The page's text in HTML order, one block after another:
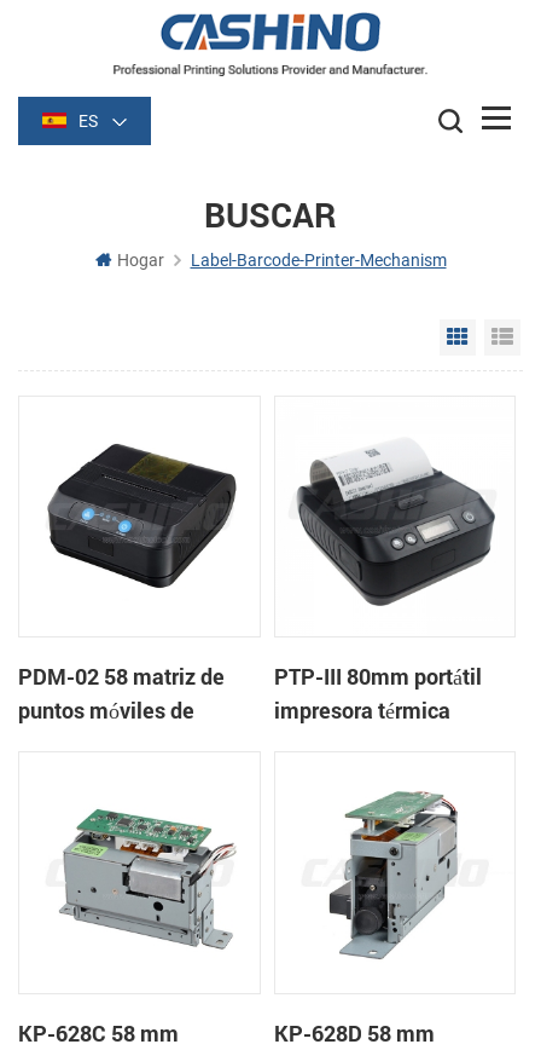
ES
BUSCAR
Hogar Label-Barcode-Printer-Mechanism
Grid
PDM-02 58 matriz de
puntos móviles de
PTP-III 80mm portátil
impresora térmica
KP-628C 58 mm
KP-628D 58 mm